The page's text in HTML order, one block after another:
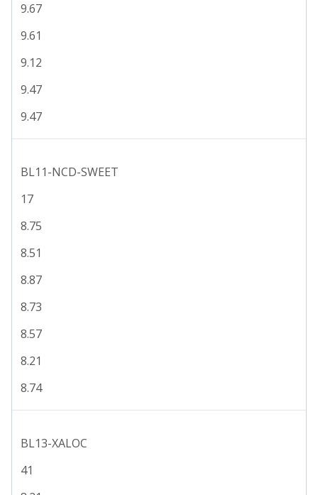
9.67
9.61
9.12
9.47
9.47
BL11-NCD-SWEET
17
8.75
8.51
8.87
8.73
8.57
8.21
8.74
BL13-XALOC
41